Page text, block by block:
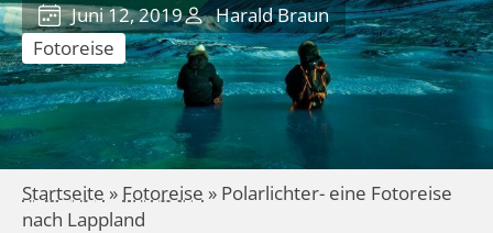
Juni 12, 2019
Harald Braun
Fotoreise
Startseite » Fotoreise » Polarlichter- eine Fotoreise
nach Lappland